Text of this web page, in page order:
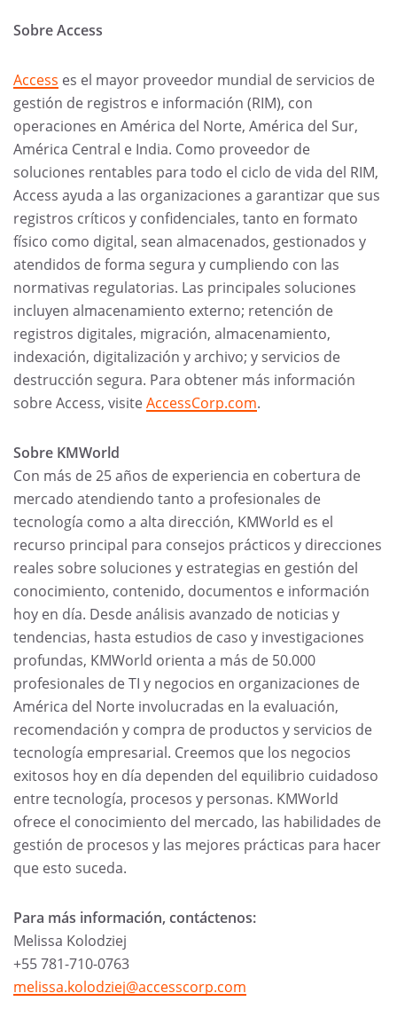
Sobre Access
Access es el mayor proveedor mundial de servicios de
gestión de registros e información (RIM), con
operaciones en América del Norte, América del Sur,
América Central e India. Como proveedor de
soluciones rentables para todo el ciclo de vida del RIM,
Access ayuda a las organizaciones a garantizar que sus
registros críticos y confidenciales, tanto en formato
físico como digital, sean almacenados, gestionados y
atendidos de forma segura y cumpliendo con las
normativas regulatorias. Las principales soluciones
incluyen almacenamiento externo; retención de
registros digitales, migración, almacenamiento,
indexación, digitalización y archivo; y servicios de
destrucción segura. Para obtener más información
sobre Access, visiteAccessCorp.com.
Sobre KMWorld
Con más de 25 años de experiencia en cobertura de
mercado atendiendo tanto a profesionales de
tecnología como a alta dirección, KMWorld es el
recurso principal para consejos prácticos y direcciones
reales sobre soluciones y estrategias en gestión del
conocimiento, contenido, documentos e información
hoy en día. Desde análisis avanzado de noticias y
tendencias, hasta estudios de caso y investigaciones
profundas, KMWorld orienta a más de 50.000
profesionales de TI y negocios en organizaciones de
América del Norte involucradas en la evaluación,
recomendación y compra de productos y servicios de
tecnología empresarial. Creemos que los negocios
exitosos hoy en día dependen del equilibrio cuidadoso
entre tecnología, procesos y personas. KMWorld
ofrece el conocimiento del mercado, las habilidades de
gestión de procesos y las mejores prácticas para hacer
que esto suceda.
Para más información, contáctenos:
Melissa Kolodziej
+55 781-710-0763
melissa.kolodziej@accesscorp.com